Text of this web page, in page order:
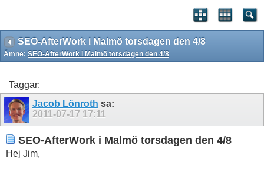
SEO-AfterWork i Malmö torsdagen den 4/8
Ämne: SEO-AfterWork i Malmö torsdagen den 4/8
Taggar:
Jacob Lönroth sa:
2011-07-17 17:11
SEO-AfterWork i Malmö torsdagen den 4/8
Hej Jim,